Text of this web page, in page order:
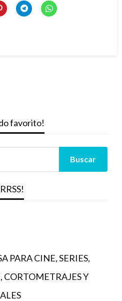
favorito!
PARA CINE, SERIES,
CORTOMETRAJES Y